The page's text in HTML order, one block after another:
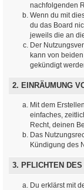
nachfolgenden
Wenn du mit
du das Board
jeweils die an
Der
kann von
gekündigt
2. EINRÄUMUNG
Mit dem
einfaches,
Recht, deinen
Das
Kündigung des
3. PFLICHTEN DES
Du erklärst mit